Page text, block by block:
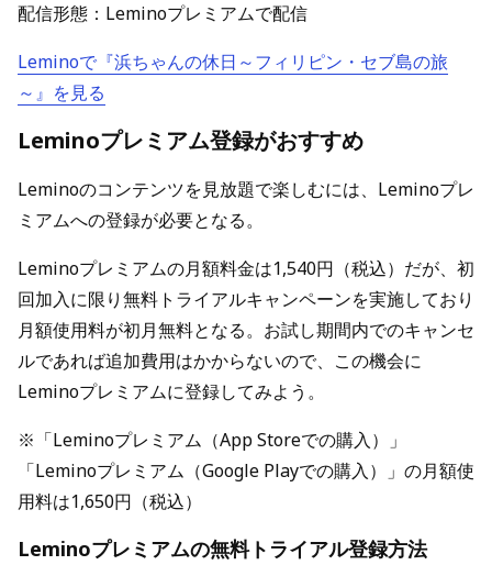
配信形態：Leminoプレミアムで配信
Leminoで『浜ちゃんの休日～フィリピン・セブ島の旅
～』を見る
Leminoプレミアム登録がおすすめ
Leminoのコンテンツを見放題で楽しむには、Leminoプレ
ミアムへの登録が必要となる。
Leminoプレミアムの月額料金は1,540円（税込）だが、初
回加入に限り無料トライアルキャンペーンを実施しており
月額使用料が初月無料となる。お試し期間内でのキャンセ
ルであれば追加費用はかからないので、この機会に
Leminoプレミアムに登録してみよう。
※「Leminoプレミアム（App Storeでの購入）」
「Leminoプレミアム（Google Playでの購入）」の月額使
用料は1,650円（税込）
Leminoプレミアムの無料トライアル登録方法